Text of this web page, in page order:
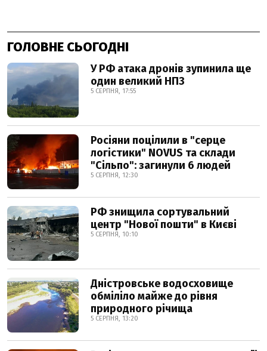
ГОЛОВНЕ СЬОГОДНІ
У РФ атака дронів зупинила ще
один великий НПЗ
5 СЕРПНЯ, 17:55
Росіяни поцілили в "серце
логістики" NOVUS та склади
"Сільпо": загинули 6 людей
5 СЕРПНЯ, 12:30
РФ знищила сортувальний
центр "Нової пошти" в Києві
5 СЕРПНЯ, 10:10
Дністровське водосховище
обміліло майже до рівня
природного річища
5 СЕРПНЯ, 13:20